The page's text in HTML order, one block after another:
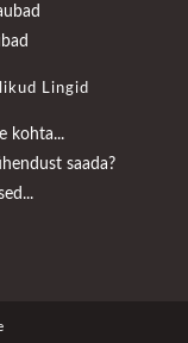
tab
new
tab
new
tab
Lingid
kohta...
in
saada?Opens